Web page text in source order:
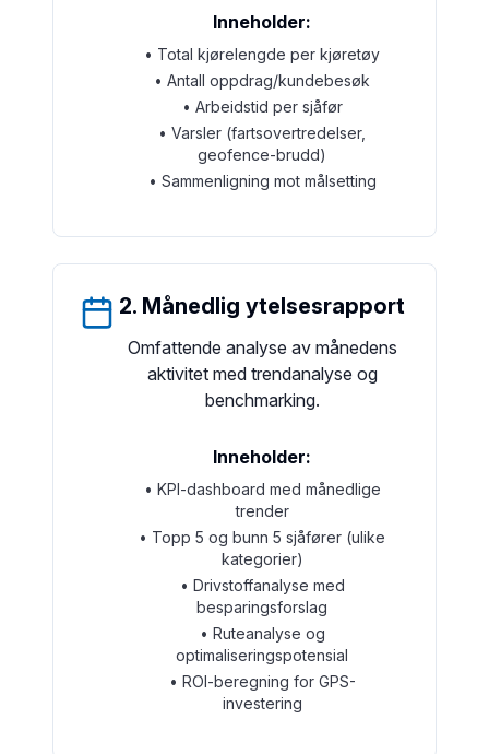
Inneholder:
• Total kjørelengde per kjøretøy
• Antall oppdrag/kundebesøk
• Arbeidstid per sjåfør
• Varsler (fartsovertredelser,
geofence-brudd)
• Sammenligning mot målsetting
2. Månedlig ytelsesrapport
Omfattende analyse av månedens
aktivitet med trendanalyse og
benchmarking.
Inneholder:
• KPI-dashboard med månedlige
trender
• Topp 5 og bunn 5 sjåfører (ulike
kategorier)
• Drivstoffanalyse med
besparingsforslag
• Ruteanalyse og
optimaliseringspotensial
• ROI-beregning for GPS-
investering